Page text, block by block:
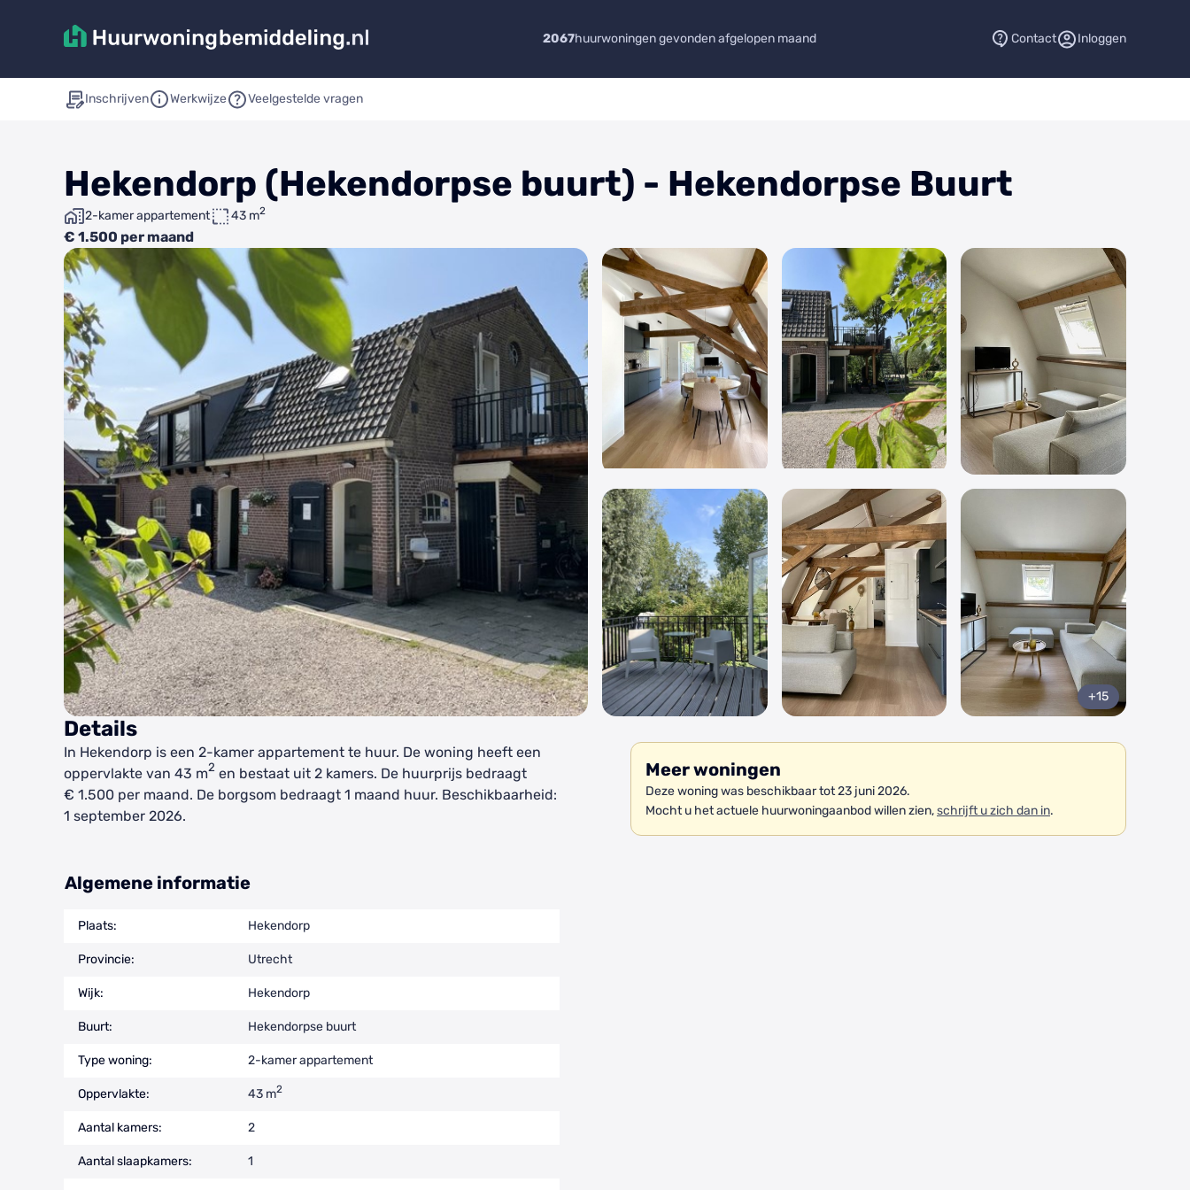
2067huurwoningen gevonden afgelopen maand Contact Inloggen
Inschrijven Werkwijze Veelgestelde vragen
Hekendorp (Hekendorpse buurt) - Hekendorpse Buurt
2-kamer appartement 43 m2
€ 1.500 per maand
+15
Details
In Hekendorp is een 2-kamer appartement te huur. De woning heeft een
oppervlakte van 43 m2 en bestaat uit 2 kamers. De huurprijs bedraagt
€ 1.500 per maand. De borgsom bedraagt 1 maand huur. Beschikbaarheid:
1 september 2026.
Meer woningen
Deze woning was beschikbaar tot 23 juni 2026.
Mocht u het actuele huurwoningaanbod willen zien,schrijft u zich dan in.
Algemene informatie
Plaats: Hekendorp
Provincie: Utrecht
Wijk: Hekendorp
Buurt: Hekendorpse buurt
Type woning: 2-kamer appartement
Oppervlakte: 43 m2
Aantal kamers: 2
Aantal slaapkamers: 1